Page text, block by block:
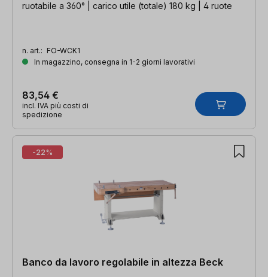
ruotabile a 360° | carico utile (totale) 180 kg | 4 ruote
n. art.: FO-WCK1
In magazzino, consegna in 1-2 giorni lavorativi
83,54 €
incl. IVA più costi di
spedizione
-22%
Banco da lavoro regolabile in altezza Beck